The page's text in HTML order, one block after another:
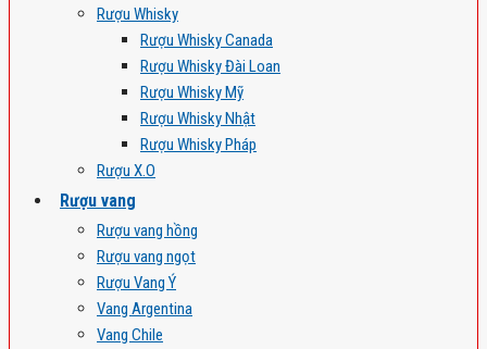
Rượu Whisky
Rượu Whisky Canada
Rượu Whisky Đài Loan
Rượu Whisky Mỹ
Rượu Whisky Nhật
Rượu Whisky Pháp
Rượu X.O
Rượu vang
Rượu vang hồng
Rượu vang ngọt
Rượu Vang Ý
Vang Argentina
Vang Chile